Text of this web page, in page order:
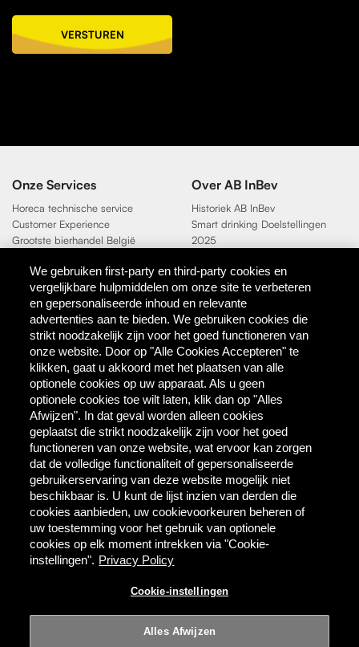
VERSTUREN
Onze Services
Horeca technische service
Customer Experience
Grootste bierhandel België
Over AB InBev
Historiek AB InBev
Smart drinking Doelstellingen
2025
Contact
AB InBev
Direct Contact
Tools & Partners
Downloadcentrum
TaDa - digitale coupons
BEES Delivery - dranken
groothandel
Direct bestellen
MYBEES.BE
Gebruiksvoorwaarden
Privacy Cookie-instellingen
© 2026 AB InBev | Alle rechten voorbehouden
We gebruiken first-party en third-party cookies en
vergelijkbare hulpmiddelen om onze site te verbeteren
en gepersonaliseerde inhoud en relevante
advertenties aan te bieden. We gebruiken cookies die
strikt noodzakelijk zijn voor het goed functioneren van
onze website. Door op "Alle Cookies Accepteren" te
klikken, gaat u akkoord met het plaatsen van alle
optionele cookies op uw apparaat. Als u geen
optionele cookies toe wilt laten, klik dan op "Alles
Afwijzen". In dat geval worden alleen cookies
geplaatst die strikt noodzakelijk zijn voor het goed
functioneren van onze website, wat ervoor kan zorgen
dat de volledige functionaliteit of gepersonaliseerde
gebruikerservaring van deze website mogelijk niet
beschikbaar is. U kunt de lijst inzien van derden die
cookies aanbieden, uw cookievoorkeuren beheren of
uw toestemming voor het gebruik van optionele
cookies op elk moment intrekken via "Cookie-
instellingen". Privacy Policy
Cookie-instellingen
Alles Afwijzen